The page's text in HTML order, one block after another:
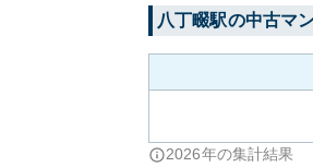
八丁畷駅の中古マ
2026年の集計結果